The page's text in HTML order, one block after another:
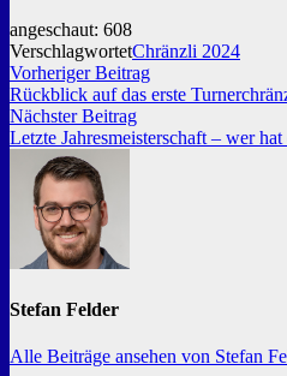
angeschaut: 608
VerschlagwortetChränzli 2024
Beitragsnavigation
Vorheriger BeitragVorheriger
Beitrag:
Rückblick auf das erste
Nächster BeitragNächster
Beitrag:
Letzte Jahresmeisterschaft – wer
Stefan Felder
Alle Beiträge ansehen von Stefan